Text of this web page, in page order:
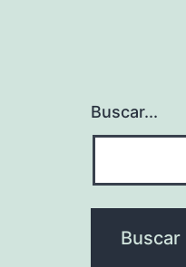
Buscar...